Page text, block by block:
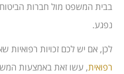
בבית המשפט מול חברות
נפגע.
לכן, אם יש לכם זכויות
רפואית, עשו זאת באמצעות